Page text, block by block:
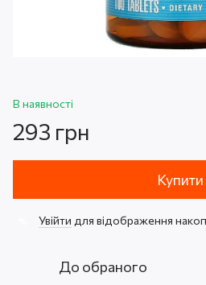
В наявності
293 грн
Купити
Увійти для відображення
До обраного